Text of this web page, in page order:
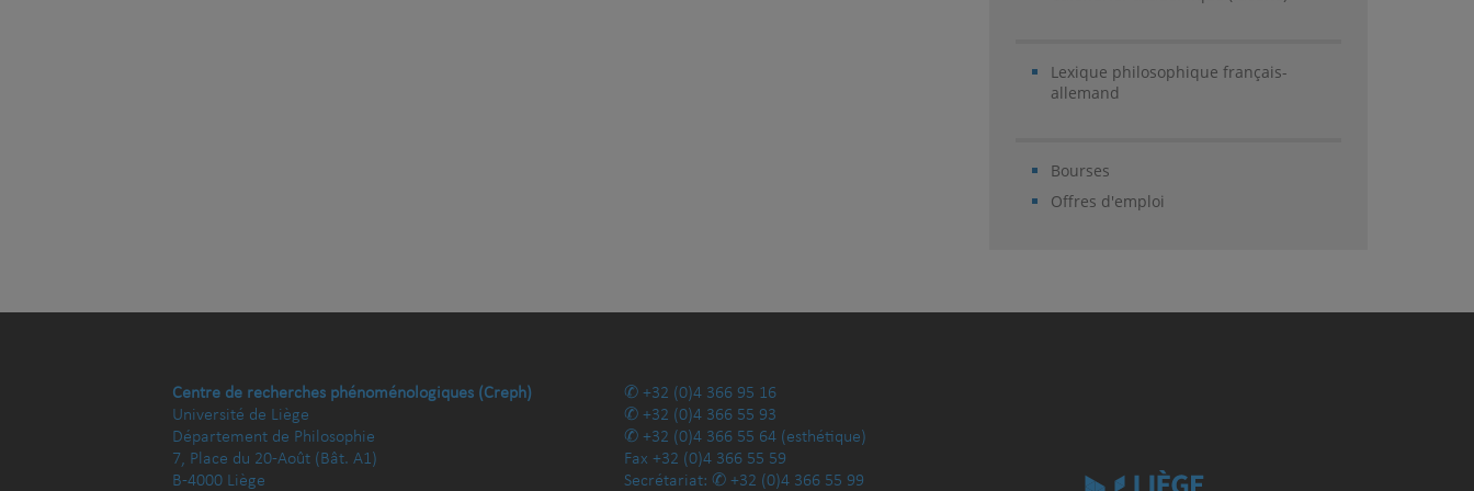
Lexique philosophique français-
allemand
Bourses
Offres d'emploi
Centre de recherches phénoménologiques (Creph)
Université de Liège
Département de Philosophie
7, Place du 20-Août (Bât. A1)
B-4000 Liège
+32 (0)4 366 95 16
+32 (0)4 366 55 93
+32 (0)4 366 55 64 (esthétique)
Fax +32 (0)4 366 55 59
Secrétariat:
+32 (0)4 366 55 99